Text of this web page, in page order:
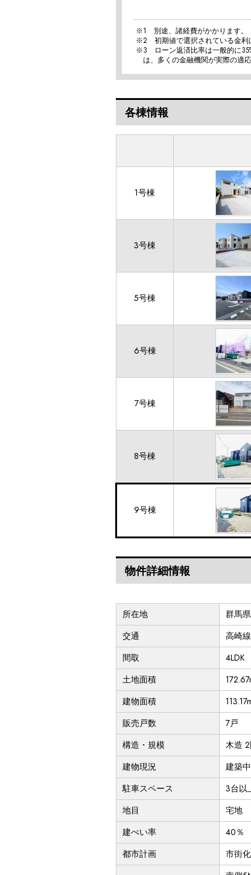
※1 別途、諸経費がかかります。
※2 初期値で選択されている金利
※3 ローン返済比率は一般的に
は、多くの金融機関が実際の適
各棟情報
1号棟
3号棟
5号棟
6号棟
7号棟
8号棟
9号棟
物件詳細情報
所在地
群馬
交通
高崎
間取
4LDK
土地面積
建物面積
販売戸数
7戸
構造・規模
木造
建物現況
建築中
駐車スペース
3台以
地目
宅地
建ぺい率
40％
都市計画
市街